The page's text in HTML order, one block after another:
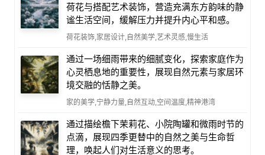
荷花与搭配艺术装饰，营造充满东方韵味的静
谧生活空间，缓解压力并提升内心平和感。
荷花装饰,家居设计,自然美学,艺术灵感,慢生活
通过一场细雨带来的细腻变化，探索家庭作为
心灵栖息地的重要性，展现自然元素与家居环
境交融的恬静之美。
家的美学,宁静力量,自然互动,空间温度,精神港湾
通过描绘檐下茉莉花、小院陶罐和微雨时节的
点滴，展现四季更替中的自然之美与生命哲
理，唤起人们对生活意义的思考。